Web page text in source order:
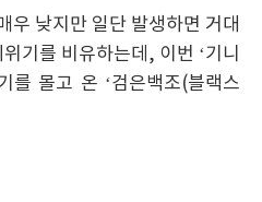
우 낮지만 일단 발생하면 거대
기를 비유하는데, 이번 ‘기니
를 몰고 온 ‘검은백조(블랙스